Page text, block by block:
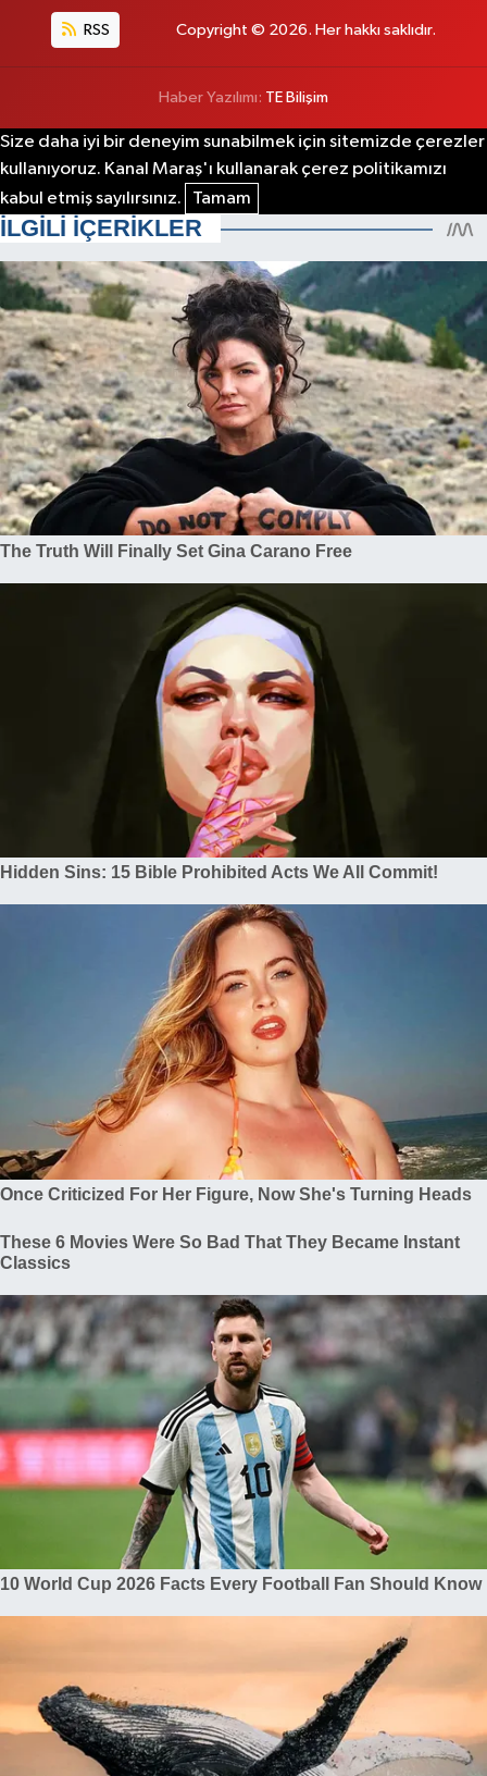
RSS Copyright © 2026. Her hakkı saklıdır.
Haber Yazılımı: TE Bilişim
Size daha iyi bir deneyim sunabilmek için sitemizde çerezler
kullanıyoruz. Kanal Maraş'ı kullanarak çerez politikamızı
kabul etmiş sayılırsınız.
Tamam